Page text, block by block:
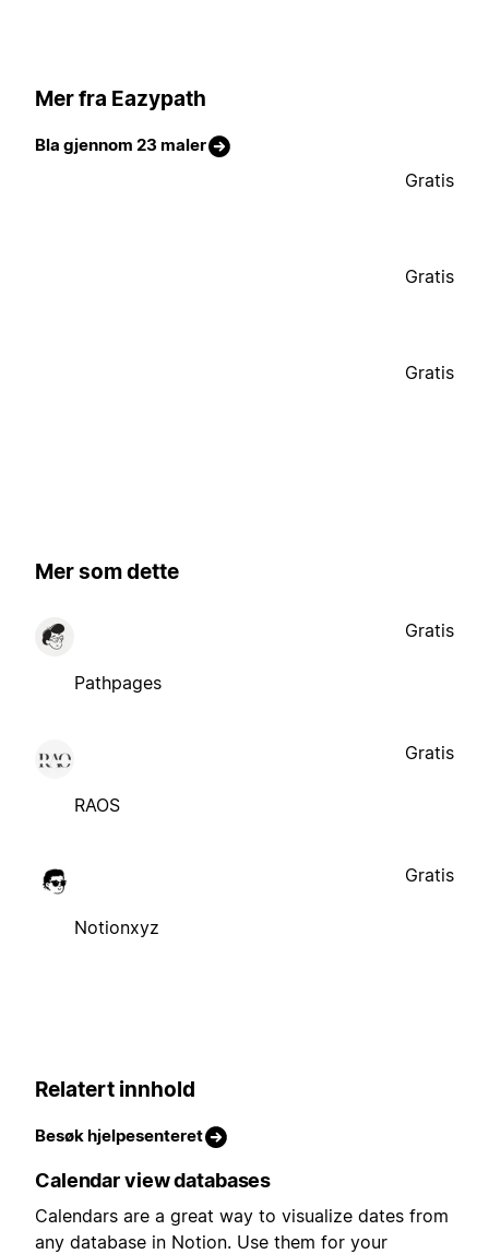
Mer fra Eazypath
Bla gjennom 23 maler
Gratis
Gratis
Gratis
Mer som dette
Pathpages
Gratis
RAOS
Gratis
Notionxyz
Gratis
Relatert innhold
Besøk hjelpesenteret
Calendar view databases
Calendars are a great way to visualize dates from
any database in Notion. Use them for your